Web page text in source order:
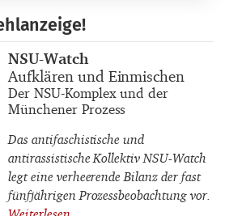
Buchautor_innen
NSU-Watch
Buchtitel
Aufklären und Einmischen
Buchuntertitel
Der NSU-Komplex und der
Münchener Prozess
Das antifaschistische und
antirassistische Kollektiv NSU-Watch
legt eine verheerende Bilanz der fast
fünfjährigen Prozessbeobachtung vor.